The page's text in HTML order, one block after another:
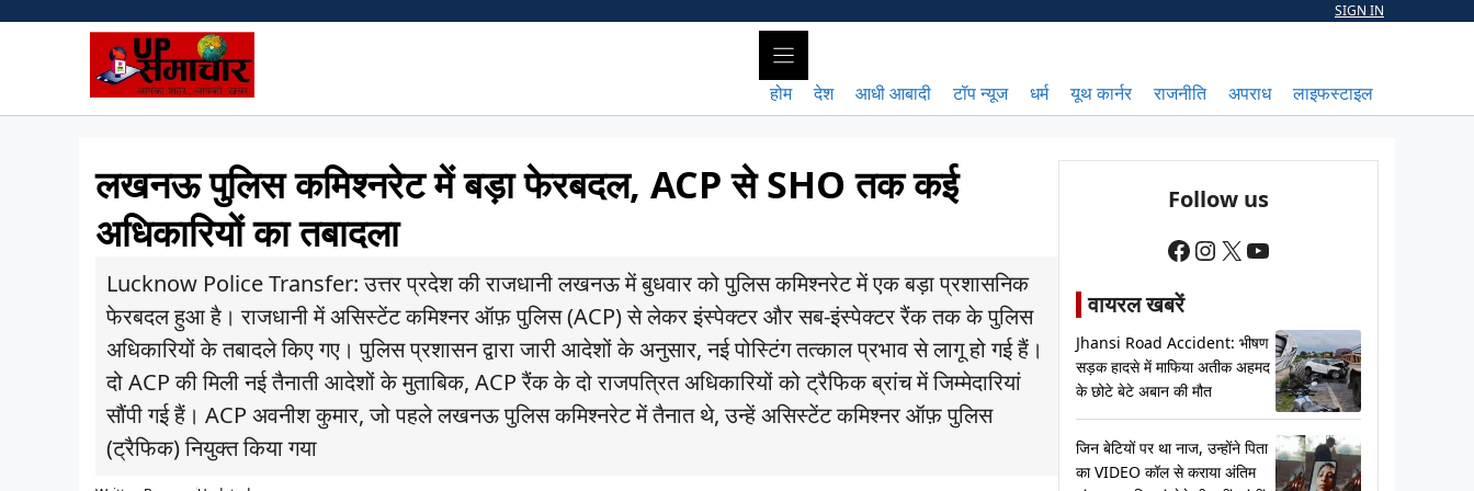
SIGN IN
होम देश आधी आबादी टॉप न्यूज धर्म यूथ कार्नर राजनीति अपराध लाइफस्टाइल
लखनऊ पुलिस कमिश्नरेट में बड़ा फेरबदल, ACP से SHO तक कई
अधिकारियों का तबादला
Lucknow Police Transfer: उत्तर प्रदेश की राजधानी लखनऊ में बुधवार को पुलिस कमिश्नरेट में एक बड़ा प्रशासनिक
फेरबदल हुआ है। राजधानी में असिस्टेंट कमिश्नर ऑफ़ पुलिस (ACP) से लेकर इंस्पेक्टर और सब-इंस्पेक्टर रैंक तक के पुलिस
अधिकारियों के तबादले किए गए। पुलिस प्रशासन द्वारा जारी आदेशों के अनुसार, नई पोस्टिंग तत्काल प्रभाव से लागू हो गई हैं।
दो ACP की मिली नई तैनाती आदेशों के मुताबिक, ACP रैंक के दो राजपत्रित अधिकारियों को ट्रैफिक ब्रांच में जिम्मेदारियां
सौंपी गई हैं। ACP अवनीश कुमार, जो पहले लखनऊ पुलिस कमिश्नरेट में तैनात थे, उन्हें असिस्टेंट कमिश्नर ऑफ़ पुलिस
(ट्रैफिक) नियुक्त किया गया
Follow us
Facebook
Instagram
X YouTube
वायरल खबरें
Jhansi Road Accident: भीषण
सड़क हादसे में माफिया अतीक अहमद
के छोटे बेटे अबान की मौत
जिन बेटियों पर था नाज, उन्होंने पिता
का VIDEO कॉल से कराया अंतिम